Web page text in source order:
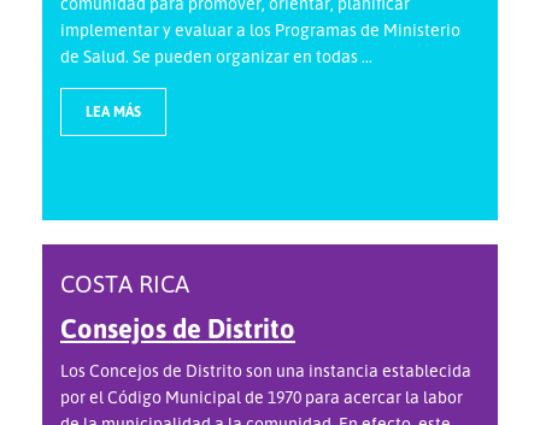
implementar y evaluar a los Programas de Ministerio
de Salud. Se pueden organizar en todas ...
LEA MÁS
COSTA RICA
Consejos de Distrito
Los Concejos de Distrito son una instancia establecida
por el Código Municipal de 1970 para acercar la labor